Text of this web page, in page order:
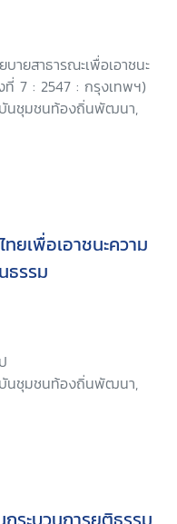
บายสาธารณะเพื่อเอาชนะ
ที่ 7 : 2547 : กรุงเทพฯ)
นชุมชนท้องถิ่นพัฒนา,
ยเพื่อเอาชนะความ
ธรรม
นชุมชนท้องถิ่นพัฒนา,